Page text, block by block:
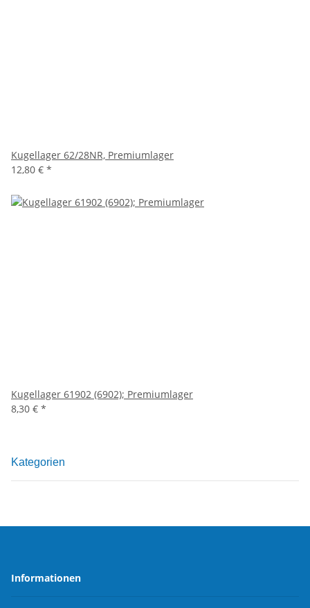
Kugellager 62/28NR, Premiumlager
12,80 € *
Kugellager 61902 (6902); Premiumlager
8,30 € *
Kategorien
Informationen